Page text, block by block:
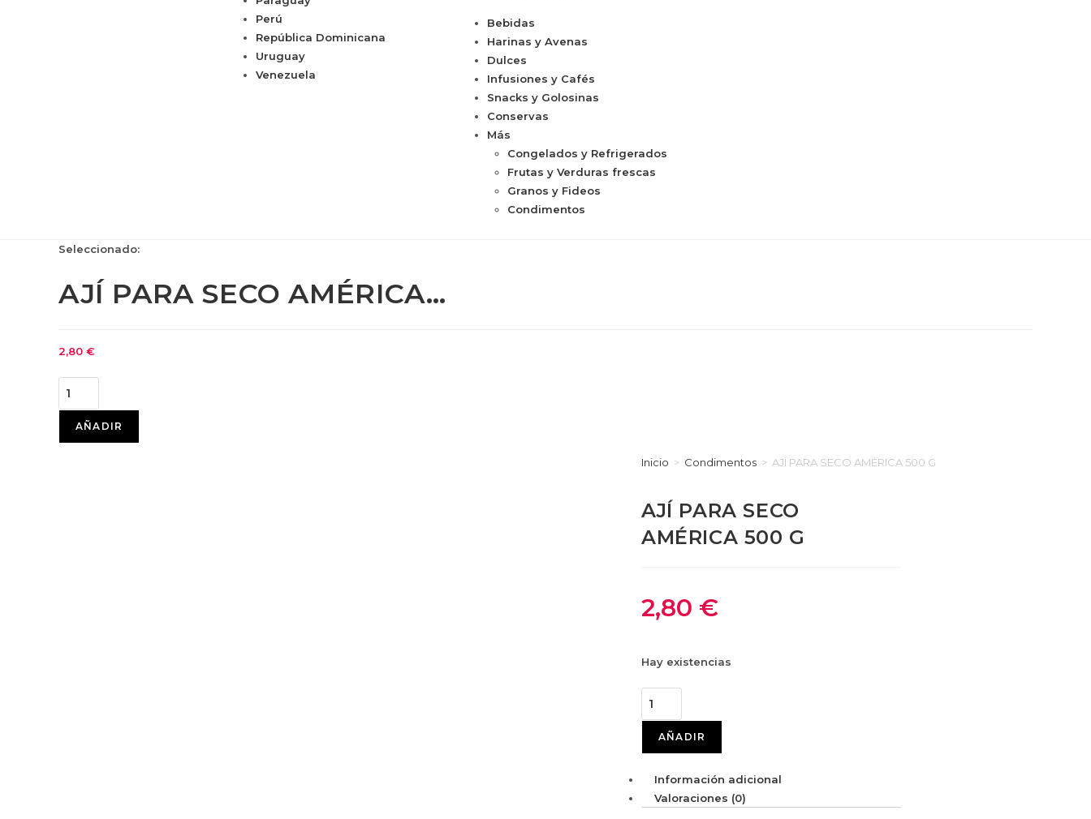
Perú
República Dominicana
Uruguay
Venezuela
Bebidas
Harinas y Avenas
Dulces
Infusiones y Cafés
Snacks y Golosinas
Conservas
Más
Congelados y Refrigerados
Frutas y Verduras frescas
Granos y Fideos
Condimentos
Seleccionado:
AJÍ PARA SECO AMÉRICA…
2,80 €
AÑADIR
Inicio > Condimentos > AJÍ PARA SECO AMÉRICA 500 G
AJÍ PARA SECO
AMÉRICA 500 G
2,80 €
Hay existencias
AÑADIR
Información adicional
Valoraciones (0)